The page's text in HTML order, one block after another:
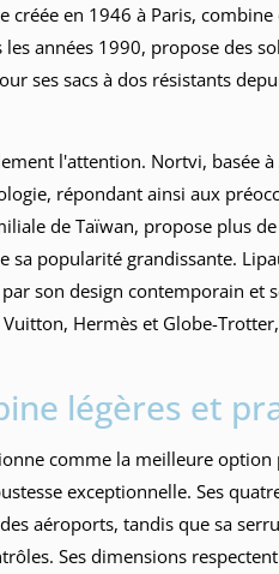
créée en 1946 à Paris,
années 1990, propose des
ses sacs à dos résistants
l'attention. Nortvi, basée
répondant ainsi aux
de Taïwan, propose plus
sa popularité grandissante.
son design contemporain et
Hermès et Globe-
légères et
comme la meilleure
exceptionnelle. Ses
aéroports, tandis que sa
Ses dimensions